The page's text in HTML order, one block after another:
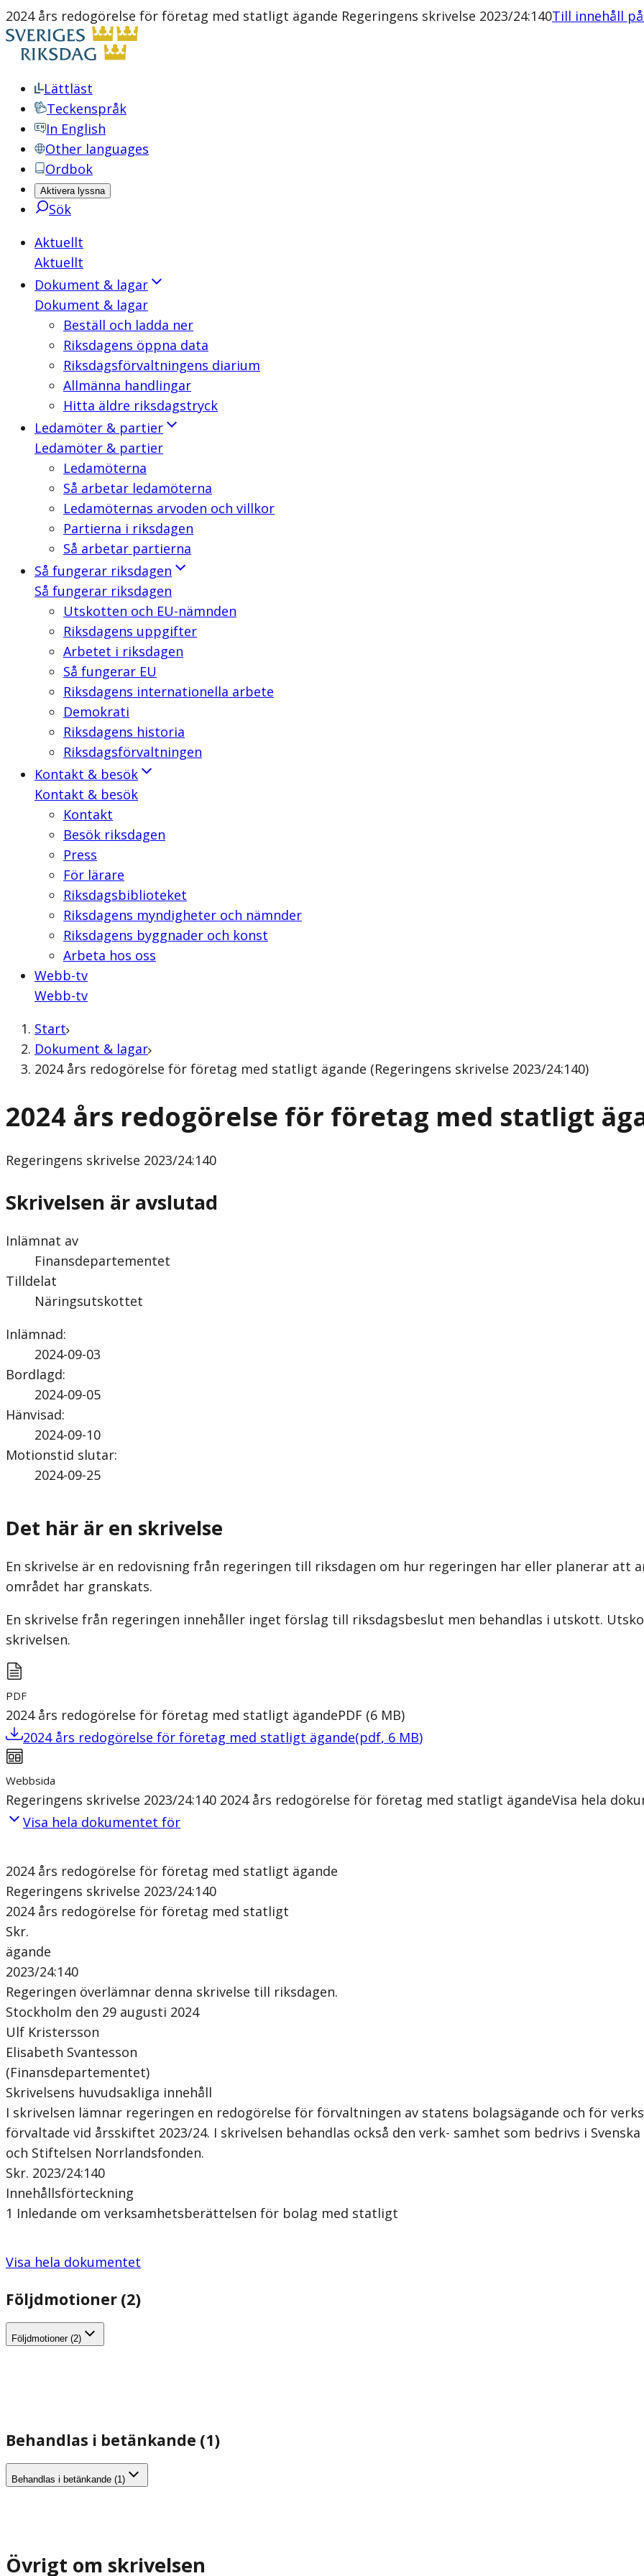
2024 års redogörelse för företag med statligt ägande Regeringens skrivelse 2023/24:140Till innehåll
Lättläst
Teckenspråk
In English
Other languages
Ordbok
Aktivera lyssna
Sök
Aktuellt
Aktuellt
Dokument & lagar
Dokument & lagar
Beställ och ladda ner
Riksdagens öppna data
Riksdagsförvaltningens diarium
Allmänna handlingar
Hitta äldre riksdagstryck
Ledamöter & partier
Ledamöter & partier
Ledamöterna
Så arbetar ledamöterna
Ledamöternas arvoden och villkor
Partierna i riksdagen
Så arbetar partierna
Så fungerar riksdagen
Så fungerar riksdagen
Utskotten och EU-nämnden
Riksdagens uppgifter
Arbetet i riksdagen
Så fungerar EU
Riksdagens internationella arbete
Demokrati
Riksdagens historia
Riksdagsförvaltningen
Kontakt & besök
Kontakt & besök
Kontakt
Besök riksdagen
Press
För lärare
Riksdagsbiblioteket
Riksdagens myndigheter och nämnder
Riksdagens byggnader och konst
Arbeta hos oss
Webb-tv
Webb-tv
Start
Dokument & lagar
2024 års redogörelse för företag med statligt ägande (Regeringens skrivelse 2023/24:140)
2024 års redogörelse för företag med statligt
Regeringens skrivelse 2023/24:140
Skrivelsen är avslutad
Inlämnat av
Finansdepartementet
Tilldelat
Näringsutskottet
Inlämnad:
2024-09-03
Bordlagd:
2024-09-05
Hänvisad:
2024-09-10
Motionstid slutar:
2024-09-25
Det här är en skrivelse
En skrivelse är en redovisning från regeringen till riksdagen om hur regeringen har eller planerar
området har granskats.
En skrivelse från regeringen innehåller inget förslag till riksdagsbeslut men behandlas i utskott.
skrivelsen.
PDF
2024 års redogörelse för företag med statligt ägandePDF (6 MB)
2024 års redogörelse för företag med statligt ägande(pdf, 6 MB)
Webbsida
Regeringens skrivelse 2023/24:140 2024 års redogörelse för företag med statligt ägandeVisa hela
Visa hela dokumentet för
2024 års redogörelse för företag med statligt ägande
Regeringens skrivelse 2023/24:140
2024 års redogörelse för företag med statligt
Skr.
ägande
2023/24:140
Regeringen överlämnar denna skrivelse till riksdagen.
Stockholm den 29 augusti 2024
Ulf Kristersson
Elisabeth Svantesson
(Finansdepartementet)
Skrivelsens huvudsakliga innehåll
I skrivelsen lämnar regeringen en redogörelse för förvaltningen av statens bolagsägande och för
förvaltade vid årsskiftet 2023/24. I skrivelsen behandlas också den verk- samhet som bedrivs i
och Stiftelsen Norrlandsfonden.
Skr. 2023/24:140
Innehållsförteckning
1 Inledande om verksamhetsberättelsen för bolag med statligt
Visa hela dokumentet
Följdmotioner (2)
Följdmotioner (2)
Behandlas i betänkande (1)
Behandlas i betänkande (1)
Övrigt om skrivelsen